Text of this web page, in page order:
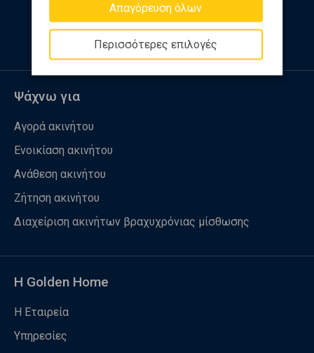
Απαγόρευση όλων
Περισσότερες επιλογές
Ακολουθήστε μας
Ψάχνω για
Αγορά ακινήτου
Ενοικίαση ακινήτου
Ανάθεση ακινήτου
Ζήτηση ακινήτου
Διαχείριση ακινήτων βραχυχρόνιας μίσθωσης
Η Golden Home
Η Εταιρεία
Υπηρεσίες